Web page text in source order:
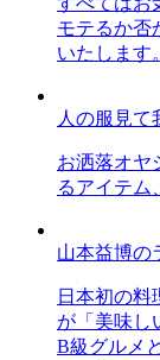
モテるか否
いたします。
人の服見て
お洒落オヤ
るアイテム
山本益博の
日本初の料
が「美味し
B級グルメ